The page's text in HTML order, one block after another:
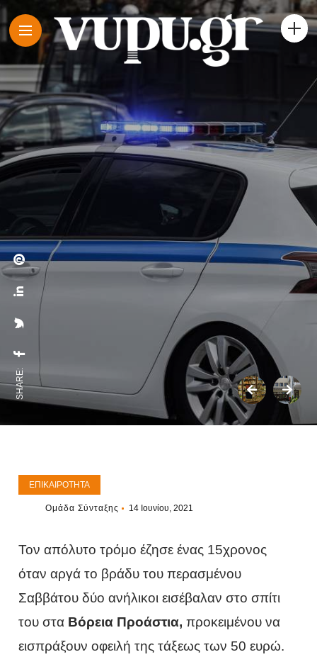
SHARE:
ΕΠΙΚΑΙΡΌΤΗΤΑ
Ομάδα Σύνταξης 14 Ιουνίου, 2021
Τον απόλυτο τρόμο έζησε ένας 15χρονος
όταν αργά το βράδυ του περασμένου
Σαββάτου δύο ανήλικοι εισέβαλαν στο σπίτι
του στα Βόρεια Προάστια, προκειμένου να
εισπράξουν οφειλή της τάξεως των 50 ευρώ.